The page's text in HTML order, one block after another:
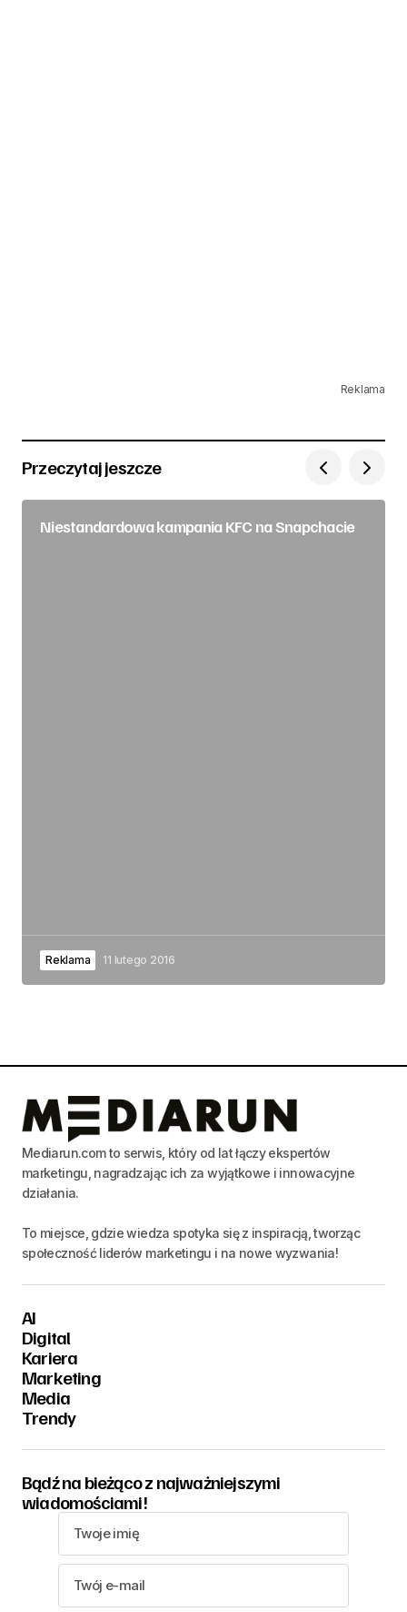
Reklama
Przeczytaj jeszcze
Niestandardowa kampania KFC na Snapchacie
Reklama 11 lutego 2016
Mediarun.com to serwis, który od lat łączy ekspertów
marketingu, nagradzając ich za wyjątkowe i innowacyjne
działania.
To miejsce, gdzie wiedza spotyka się z inspiracją, tworząc
społeczność liderów marketingu i na nowe wyzwania!
AI
Digital
Kariera
Marketing
Media
Trendy
Bądź na bieżąco z najważniejszymi
wiadomościami!